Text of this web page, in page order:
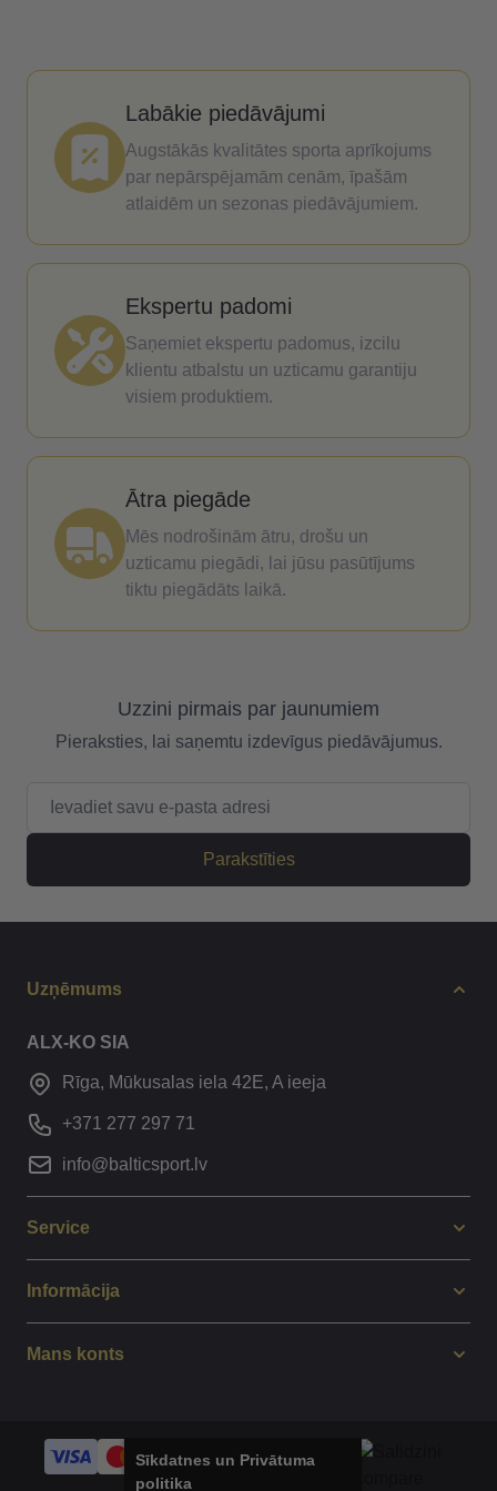
Labākie piedāvājumi
Augstākās kvalitātes sporta aprīkojums
par nepārspējamām cenām, īpašām
atlaidēm un sezonas piedāvājumiem.
Ekspertu padomi
Saņemiet ekspertu padomus, izcilu
klientu atbalstu un uzticamu garantiju
visiem produktiem.
Ātra piegāde
Mēs nodrošinām ātru, drošu un
uzticamu piegādi, lai jūsu pasūtījums
tiktu piegādāts laikā.
Uzzini pirmais par jaunumiem
Pieraksties, lai saņemtu izdevīgus piedāvājumus.
Parakstīties
Uzņēmums
ALX-KO SIA
Rīga, Mūkusalas iela 42E, A ieeja
+371 277 297 71
info@balticsport.lv
Service
Informācija
Mans konts
Sīkdatnes un Privātuma
politika